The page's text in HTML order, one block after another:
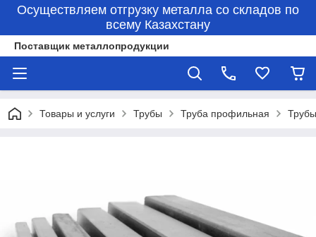
Осуществляем отгрузку металла со складов по
всему Казахстану
Поставщик металлопродукции
Товары и услуги Трубы Труба профильная